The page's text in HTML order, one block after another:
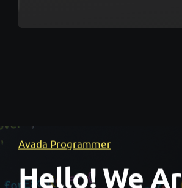
Avada Programmer
Hello! We